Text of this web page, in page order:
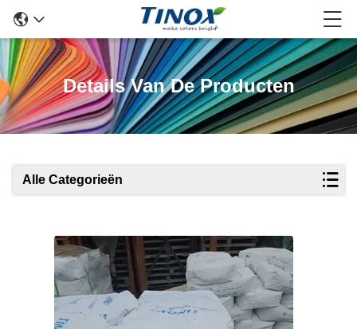
Details Van De Producten
Alle Categorieën